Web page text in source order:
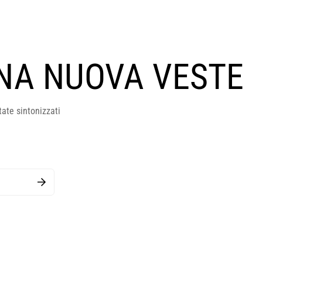
NUOVA VESTE
sintonizzati